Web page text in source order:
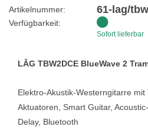
Artikelnummer: 61-lag/
Verfügbarkeit:
Sofort lieferbar
LÂG TBW2DCE BlueWave 2
Elektro-Akustik-Westerngitarre mit
Aktuatoren, Smart Guitar,
Delay, Bluetooth